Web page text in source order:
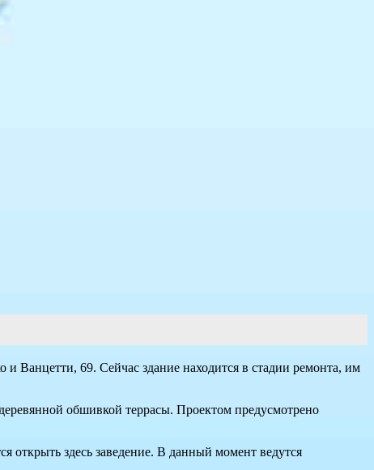
Ванцетти, 69. Сейчас здание находится в стадии ремонта, им
обшивкой террасы. Проектом предусмотрено
открыть здесь заведение. В данный момент ведутся